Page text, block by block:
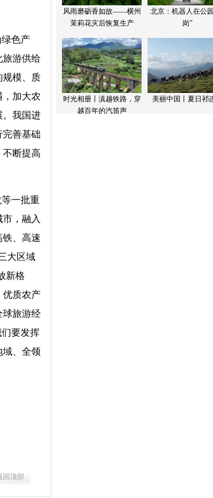
色产
旅游供给
规模、质
，加大农
。我国进
完善基础
不断提高
一批重
，融入
铁、高速
大区域
新格
优质农产
球旅游经
要发挥
域、全领
回顶部